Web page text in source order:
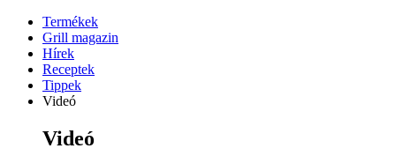
Termékek
Grill magazin
Hírek
Receptek
Tippek
Videó
Videó